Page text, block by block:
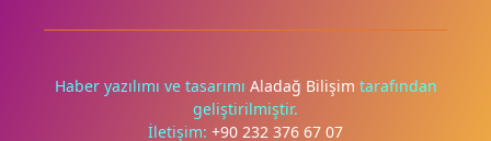
Deneyimini iyileştirmek ve içeriğimizi geliştirmek için çerezler
yalnızca onayınla.
Haber yazılımı ve tasarımı Aladağ Bilişim tarafından
geliştirilmiştir.
İletişim: +90 232 376 67 07